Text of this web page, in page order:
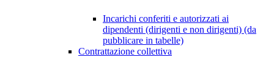
Incarichi conferiti e autorizzati ai
dipendenti (dirigenti e non dirigenti) (da
pubblicare in tabelle)
Contrattazione collettiva